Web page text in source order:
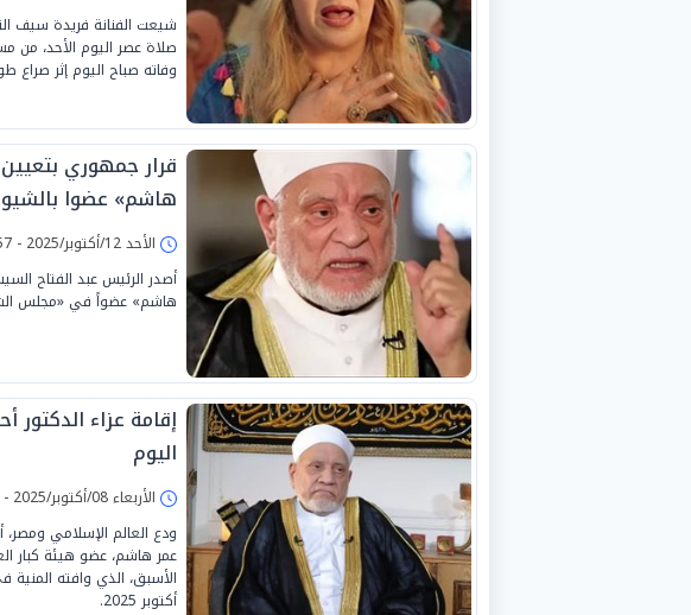
شيعت الفنانة فريدة سيف
صلاة عصر اليوم الأحد، من
وفاته صباح اليوم إثر صراع
قرار جمهوري
هاشم» عضوا
الأحد 12/أكتوبر/2025 - 01:57 م
أصدر الرئيس عبد الفتاح
هاشم» عضواً في «مجلس
إقامة عزاء
اليوم
الأربعاء 08/أكتوبر/2025 - 01:04 م
ودع العالم الإسلامي ومصر،
عمر هاشم، عضو هيئة كبار
أكتوبر 2025.